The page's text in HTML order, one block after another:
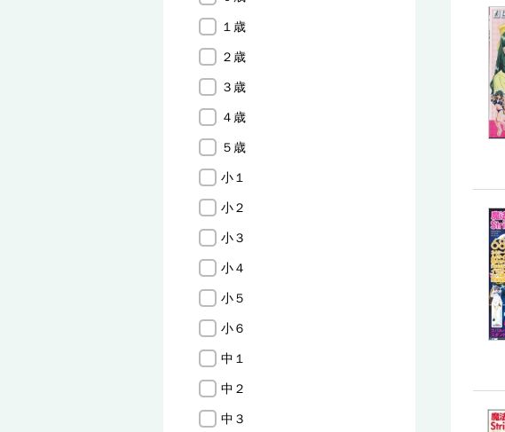
１歳
２歳
３歳
４歳
５歳
小１
小２
小３
小４
小５
小６
中１
中２
中３